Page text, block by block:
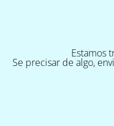
Estamos
Se precisar de algo,